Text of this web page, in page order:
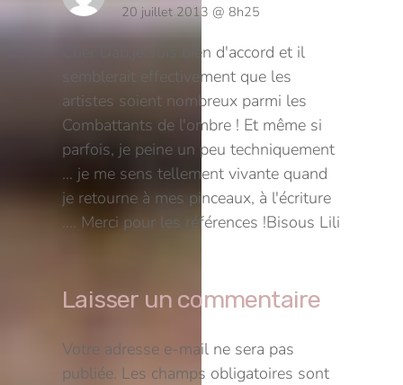
20 juillet 2013 @ 8h25
je suis bien d'accord et il
semblerait effectivement que les
artistes soient nombreux parmi les
Combattants de l'ombre ! Et même si
parfois, je peine un peu techniquement
… je me sens tellement vivante quand
je retourne à mes pinceaux, à l'écriture
…. Merci pour les références !Bisous Lili
Laisser un commentaire
Votre adresse e-mail ne sera pas
publiée. Les champs obligatoires sont